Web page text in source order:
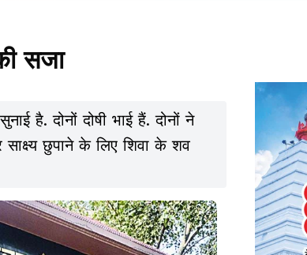
सजा
है. दोनों दोषी भाई हैं. दोनों ने
छुपाने के लिए शिवा के शव